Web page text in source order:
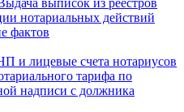
выписок из реестров
нотариальных действий
фактов
и лицевые счета нотариусов
тарифа по
надписи с должника